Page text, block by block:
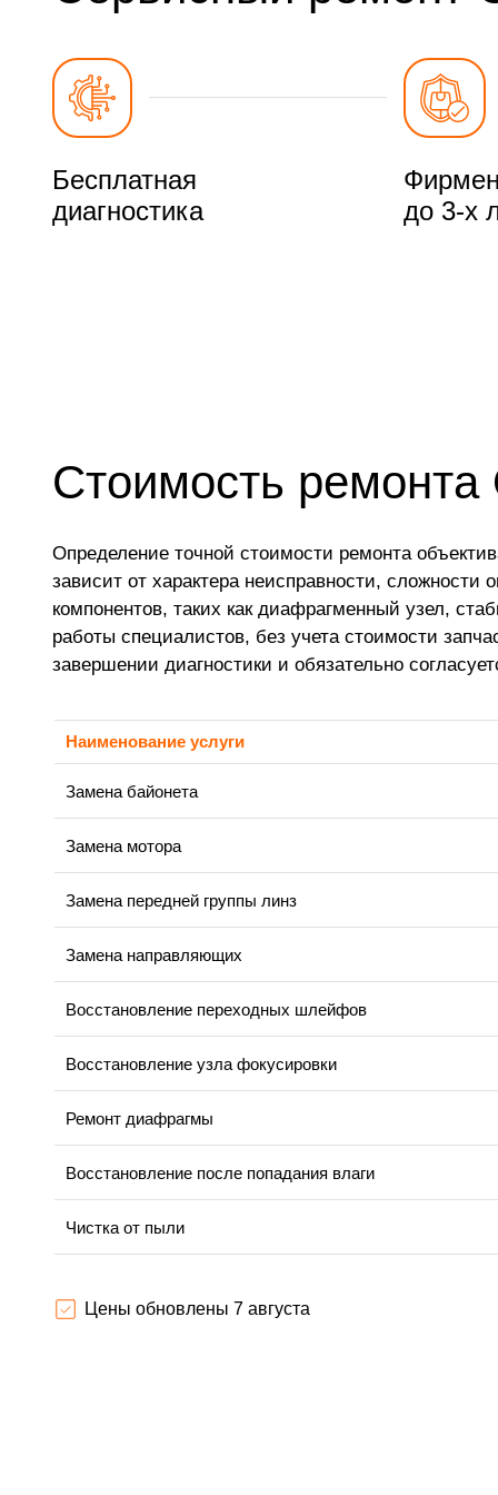
Бесплатная
диагностика
до 3-х
Стоимость ремонта
Определение точной стоимости ремонта
зависит от характера неисправности,
компонентов, таких как диафрагменный узел,
работы специалистов, без учета стоимости
завершении диагностики и обязательно
Наименование услуги
Замена байонета
Замена мотора
Замена передней группы линз
Замена направляющих
Восстановление переходных шлейфов
Восстановление узла фокусировки
Ремонт диафрагмы
Восстановление после попадания влаги
Чистка от пыли
Цены обновлены 7 августа